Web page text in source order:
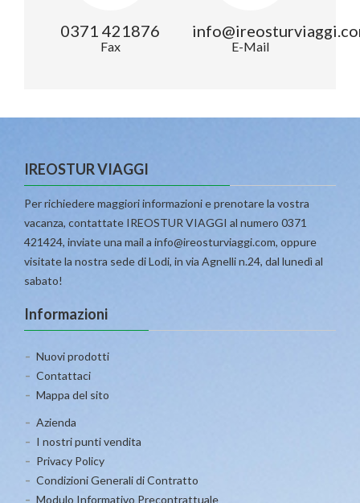
0371 421876
Fax E-Mail
IREOSTUR VIAGGI
Per richiedere maggiori informazioni e prenotare la vostra
vacanza, contattate IREOSTUR VIAGGI al numero 0371
421424, inviate una mail a info@ireosturviaggi.com, oppure
visitate la nostra sede di Lodi, in via Agnelli n.24, dal lunedì al
sabato!
Informazioni
Nuovi prodotti
Contattaci
Mappa del sito
Azienda
I nostri punti vendita
Privacy Policy
Condizioni Generali di Contratto
Modulo Informativo Precontrattuale